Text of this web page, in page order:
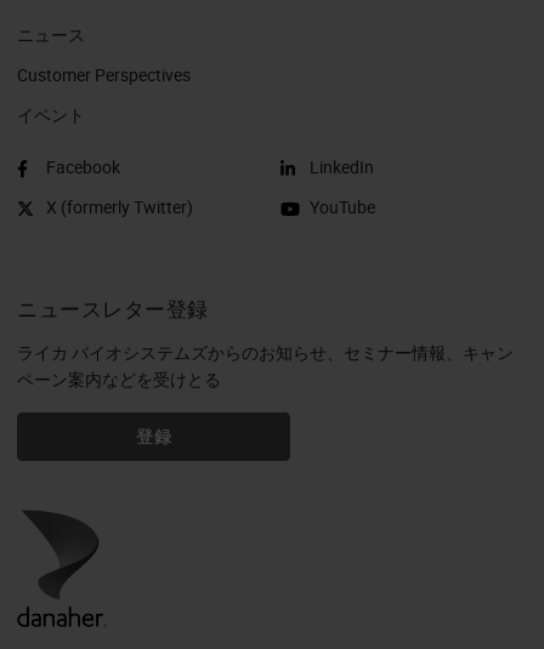
ニュース
Customer Perspectives​
イベント
Facebook
X (formerly Twitter)
LinkedIn
YouTube
ニュースレター登録
ライカ バイオシステムズからのお知らせ、セミナー情報、キャン
ペーン案内などを受けとる
登録